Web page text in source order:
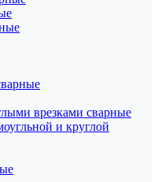
врезками сварные
и круглой